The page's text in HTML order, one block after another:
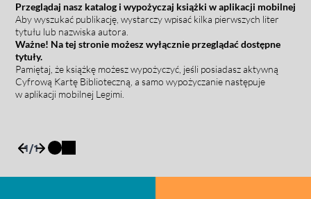
Przeglądaj nasz katalog i wypożyczaj książki w aplikacji mobilnej
Aby wyszukać publikację, wystarczy wpisać kilka pierwszych liter
tytułu lub nazwiska autora.
Ważne! Na tej stronie możesz wyłącznie przeglądać dostępne
tytuły.
Pamiętaj, że książkę możesz wypożyczyć, jeśli posiadasz aktywną
Cyfrową Kartę Biblioteczną, a samo wypożyczanie następuje
w aplikacji mobilnej Legimi.
1/1